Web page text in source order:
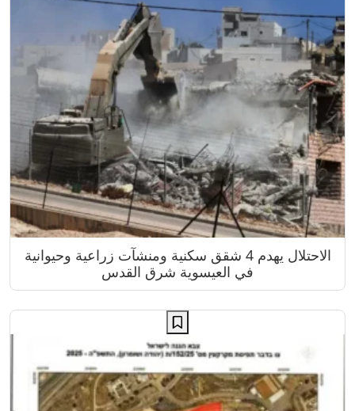
الاحتلال يهدم 4 شقق سكنية ومنشآت زراعية وحيوانية
في العيسوية شرق القدس